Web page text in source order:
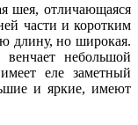
шея, отличающаяся
части и коротким
длину, но широкая.
небольшой
еле заметный
и яркие, имеют